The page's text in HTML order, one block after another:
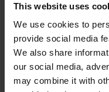
This website uses
We use cookies to
provide social media
We also share
our social media,
may combine it with
ZID.DG.CR
fonctionne pas.
réparation
Le ventilateur
ZID.DG.CR ne